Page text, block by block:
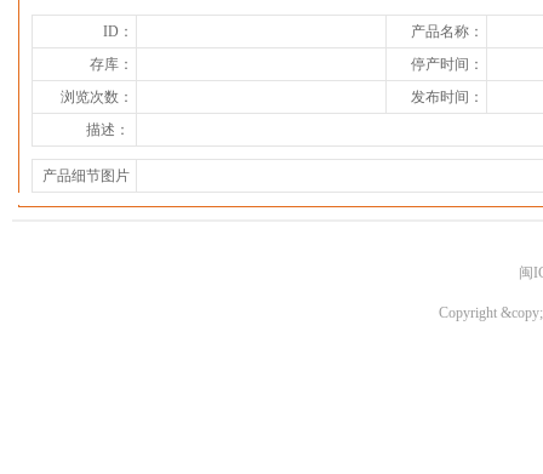
ID：
产品名称：
存库：
停产时间：
浏览次数：
发布时间：
描述：
产品细节图片
闽
Copyright